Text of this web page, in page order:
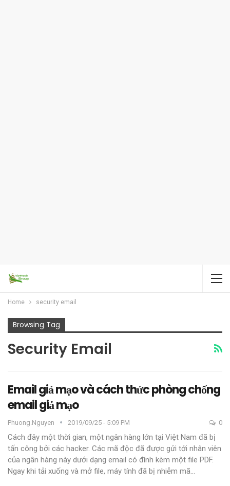
Home security email
Browsing Tag
Security Email
Email giả mạo và cách thức phòng chống
email giả mạo
Phuong.nguyen 2019/09/25 - 5:09 PM 0
Cách đây một thời gian, một ngân hàng lớn tại Việt Nam đã bị
tấn công bởi các hacker. Các mã độc đã được gửi tới nhân viên
của ngân hàng này dưới dạng email có đính kèm một file PDF.
Ngay khi tải xuống và mở file, máy tính đã bị nhiễm mã…